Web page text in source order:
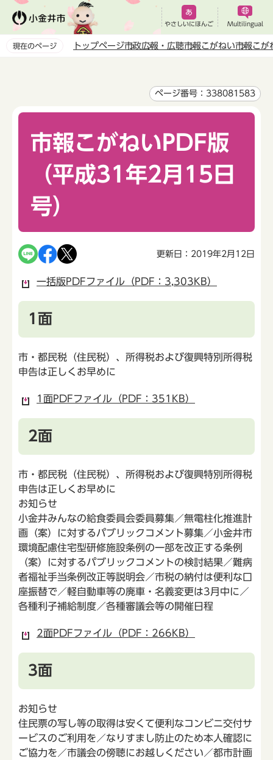
ペ
やさしいにほんご Multilingual
現在のページ トップページ市政広報・広聴市報こがねい市報こが
ページ番号：338081583
市報こがねいPDF版
（平成31年2月15日
号）
更新日：2019年2月12日
一括版PDFファイル（PDF：3,303KB）
1面
市・都民税（住民税）、所得税および復興特別所得税
申告は正しくお早めに
1面PDFファイル（PDF：351KB）
2面
市・都民税（住民税）、所得税および復興特別所得税
申告は正しくお早めに
お知らせ
小金井みんなの給食委員会委員募集／無電柱化推進計
画（案）に対するパブリックコメント募集／小金井市
環境配慮住宅型研修施設条例の一部を改正する条例
（案）に対するパブリックコメントの検討結果／難病
者福祉手当条例改正等説明会／市税の納付は便利な口
座振替で／軽自動車等の廃車・名義変更は3月中に／
各種利子補給制度／各種審議会等の開催日程
2面PDFファイル（PDF：266KB）
3面
お知らせ
住民票の写し等の取得は安くて便利なコンビニ交付サ
ービスのご利用を／なりすまし防止のため本人確認に
ご協力を／市議会の傍聴にお越しください／都市計画